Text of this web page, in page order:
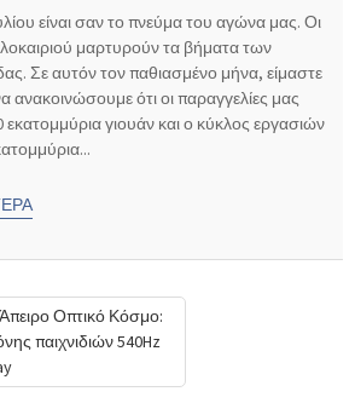
είναι σαν το πνεύμα του αγώνα μας. Οι
μαρτυρούν τα βήματα των
Σε αυτόν τον παθιασμένο μήνα, είμαστε
ανακοινώσουμε ότι οι παραγγελίες μας
γιουάν και ο κύκλος εργασιών